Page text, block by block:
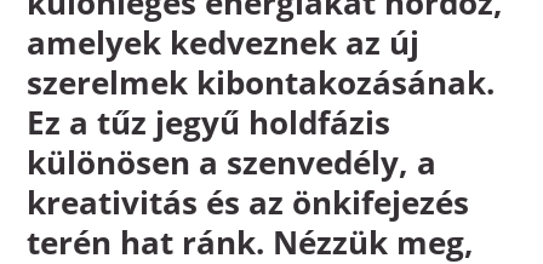
amelyek kedveznek az új
szerelmek kibontakozásának.
Ez a tűz jegyű holdfázis
különösen a szenvedély, a
kreativitás és az önkifejezés
terén hat ránk. Nézzük meg,